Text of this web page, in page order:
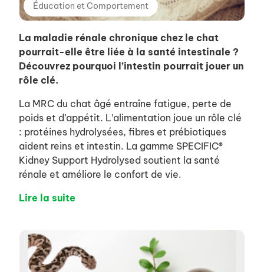
Éducation et Comportement
La maladie rénale chronique chez le chat
pourrait-elle être liée à la santé intestinale ?
Découvrez pourquoi l’intestin pourrait jouer un
rôle clé.
La MRC du chat âgé entraîne fatigue, perte de
poids et d’appétit. L’alimentation joue un rôle clé
: protéines hydrolysées, fibres et prébiotiques
aident reins et intestin. La gamme SPECIFIC®
Kidney Support Hydrolysed soutient la santé
rénale et améliore le confort de vie.
Lire la suite